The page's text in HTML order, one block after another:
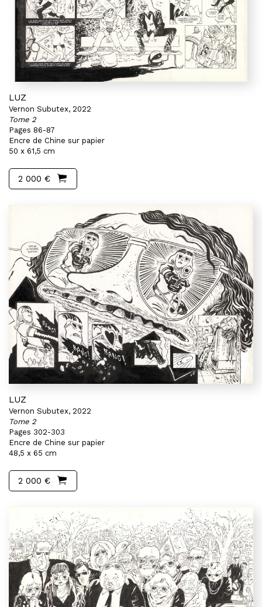
LUZ
Vernon Subutex, 2022
Tome 2
Pages 86-87
Encre de Chine sur papier
50 x 61,5 cm
2 000 €
LUZ
Vernon Subutex, 2022
Tome 2
Pages 302-303
Encre de Chine sur papier
48,5 x 65 cm
2 000 €